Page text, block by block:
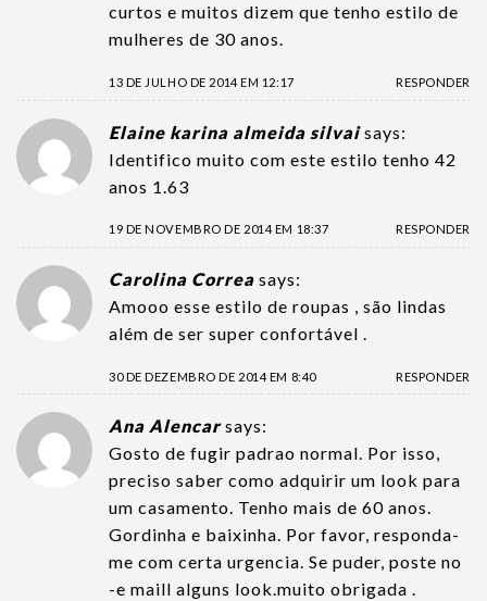
curtos e muitos dizem que tenho estilo de
mulheres de 30 anos.
13 DE JULHO DE 2014 EM 12:17 RESPONDER
Elaine karina almeida silvai says:
Identifico muito com este estilo tenho 42
anos 1.63
19 DE NOVEMBRO DE 2014 EM 18:37 RESPONDER
Carolina Correa says:
Amooo esse estilo de roupas , são lindas
além de ser super confortável .
30 DE DEZEMBRO DE 2014 EM 8:40 RESPONDER
Ana Alencar says:
Gosto de fugir padrao normal. Por isso,
preciso saber como adquirir um look para
um casamento. Tenho mais de 60 anos.
Gordinha e baixinha. Por favor, responda-
me com certa urgencia. Se puder, poste no
-e maill alguns look.muito obrigada .